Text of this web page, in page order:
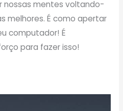
nossas mentes voltando-
melhores. É como apertar
computador! É
para fazer isso!